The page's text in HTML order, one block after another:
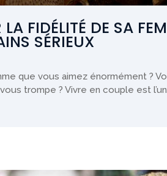
FIDÉLITÉ DE SA
SÉRIEUX
que vous aimez énormément ?
trompe ? Vivre en couple est